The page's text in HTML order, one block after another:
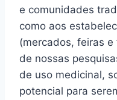
e comunidades
como aos
(mercados, feiras
de nossas
de uso medicinal,
potencial para